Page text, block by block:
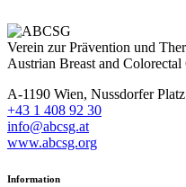
Verein zur Prävention und
Austrian Breast and
A-1190 Wien, Nussdorfer
+43 1 408 92 30
info@abcsg.at
www.abcsg.org
Information